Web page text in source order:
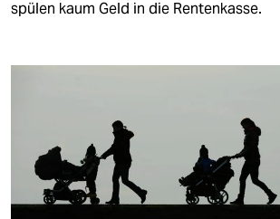
spülen kaum Geld in die Rentenkasse.